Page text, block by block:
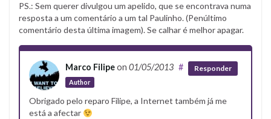
PS.: Sem querer divulgou um apelido, que se encontrava numa
resposta a um comentário a um tal Paulinho. (Penúltimo
comentário desta última imagem). Se calhar é melhor apagar.
Marco Filipeon 01/05/2013
Author
# Responder
Obrigado pelo reparo Filipe, a Internet também já me
está a afectar